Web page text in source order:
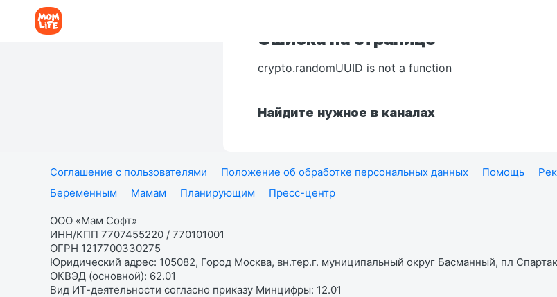
Ошибка на странице
crypto.randomUUID is not a function
Найдите нужное в каналах
Соглашение с пользователями Положение об обработке персональных данных Помощь
Беременным
Мамам Планирующим Пресс-центр
ООО «Мам Софт»
ИНН/КПП 7707455220 / 770101001
ОГРН 1217700330275
Юридический адрес: 105082, Город Москва, вн.тер.г. муниципальный округ Басманный, пл
ОКВЭД (основной): 62.01
Вид ИТ-деятельности согласно приказу Минцифры: 12.01